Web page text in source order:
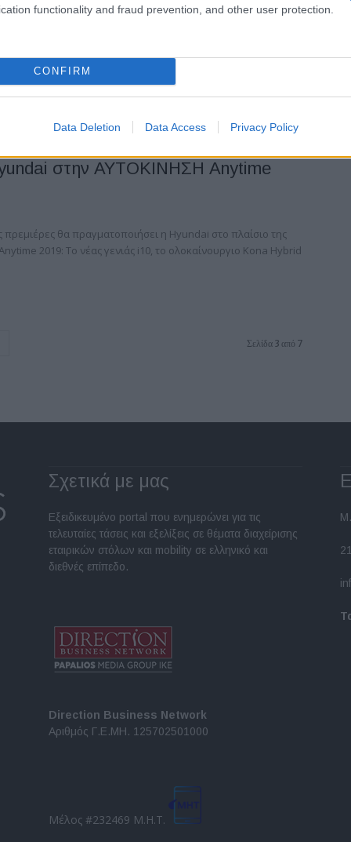
functionality and fraud prevention, and other user protection.
CONFIRM
Data Deletion Data Access Privacy Policy
Δικτύου Hyundai Ελλάς 2020
από τις 22 μέχρι τις 24 Ιανουαρίου το Ετήσιο
Hyundai Ελλάς για το 2020, στο εργοστάσιο...
στην ΑΥΤΟΚΙΝΗΣΗ Anytime
πρεμιέρες θα πραγματοποιήσει η Hyundai στο πλαίσιο της
2019: Το νέας γενιάς i10, το ολοκαίνουργιο Kona Hybrid
Σελίδα 3 από 7
Σχετικά με μας
Εξειδικευμένο portal που ενημερώνει για τις
τελευταίες τάσεις και εξελίξεις σε θέματα διαχείρισης
εταιρικών στόλων και mobility σε ελληνικό και
διεθνές επίπεδο.
Direction Business Network
Αριθμός Γ.Ε.ΜΗ. 125702501000
Μέλος #232469 Μ.Η.Τ.